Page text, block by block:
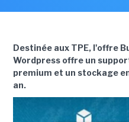
Destinée aux TPE, l'offre
Wordpress offre un
premium et un stockage
an.